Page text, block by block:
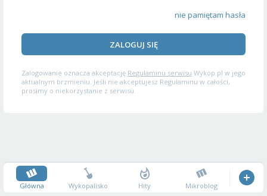
nie pamiętam hasła
ZALOGUJ SIĘ
Zalogowanie oznacza akceptację Regulaminu serwisu Wykop.pl w jego
aktualnym brzmieniu. Jeśli nie akceptujesz Regulaminu w całości,
prosimy o niekorzystanie z serwisu.
Główna Wykopalisko Hity Mikroblog